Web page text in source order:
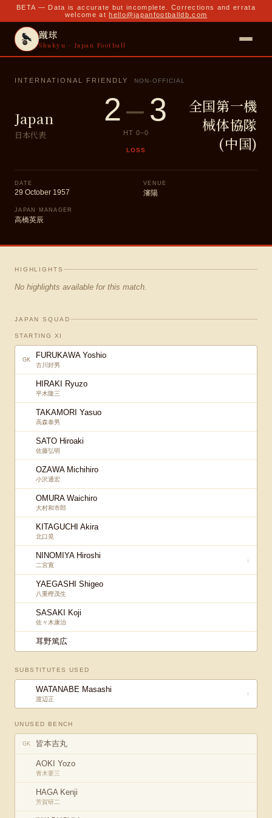
BETA — Data is accurate but incomplete. Corrections and errata
welcome at hello@japanfootballdb.com
蹴球
Shukyu · Japan Football
INTERNATIONAL FRIENDLY NON-OFFICIAL
Japan
日本代表
2–3
HT 0–0
LOSS
全国第一機
械体協隊
(中国)
DATE
29 October 1957
VENUE
瀋陽
JAPAN MANAGER
高橋英辰
HIGHLIGHTS
No highlights available for this match.
JAPAN SQUAD
STARTING XI
GK FURUKAWA Yoshio
古川好男
HIRAKI Ryuzo
平木隆三
TAKAMORI Yasuo
高森泰男
SATO Hiroaki
佐藤弘明
OZAWA Michihiro
小沢通宏
OMURA Waichiro
大村和市郎
KITAGUCHI Akira
北口晃
NINOMIYA Hiroshi
二宮寛
↓
YAEGASHI Shigeo
八重樫茂生
SASAKI Koji
佐々木康治
耳野篤広
SUBSTITUTES USED
WATANABE Masashi
渡辺正
↑
UNUSED BENCH
GK 皆本吉丸
AOKI Yozo
青木要三
HAGA Kenji
芳賀研二